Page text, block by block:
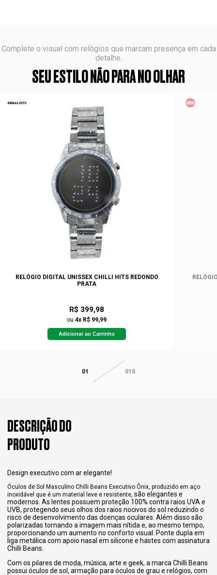
Complete o visual com relógios que marcam presença em cada
detalhe.
SEU ESTILO NÃO PARA NO OLHAR
RELÓGIO DIGITAL UNISSEX CHILLI HITS REDONDO
PRATA
R$ 399,98
ou 4x R$ 99,99
Adicionar ao Carrinho
01 015
DESCRIÇÃO DO
PRODUTO
Design executivo com ar elegante!
Óculos de Sol Masculino Chilli Beans Executivo Ônix, produzido em aço
inoxidável que é um material leve e resistente, são elegantes e
modernos. As lentes possuem proteção 100% contra raios UVA e
UVB, protegendo seus olhos dos raios nocivos do sol reduzindo o
risco de desenvolvimento das doenças oculares. Além disso são
polarizadas tornando a imagem mais nítida e, ao mesmo tempo,
proporcionando um aumento no conforto visual. Ponte dupla em
liga metálica com apoio nasal em silicone e hastes com assinatura
Chilli Beans.
Com os pilares de moda, música, arte e geek, a marca Chilli Beans
possui óculos de sol, armação para óculos de grau e relógios, com